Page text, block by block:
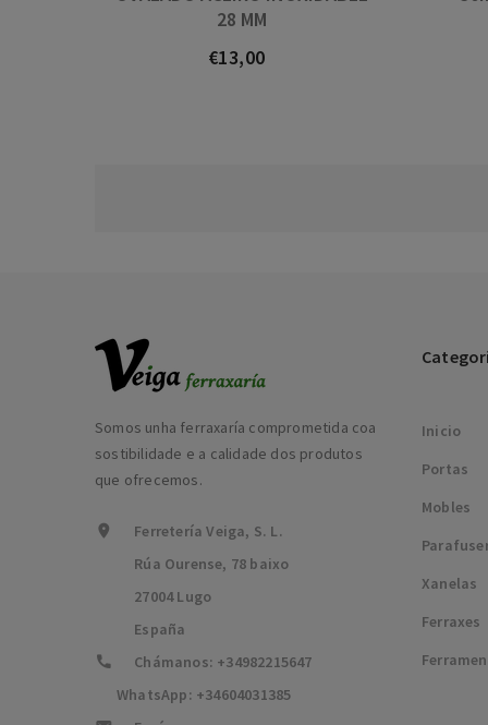
28 MM
Prezo
€13,00
Somos unha ferraxaría comprometida coa
sostibilidade e a calidade dos produtos
que ofrecemos.
Ferretería Veiga, S. L.
Rúa Ourense, 78 baixo
27004 Lugo
España
Chámanos: +34982215647
WhatsApp: +34604031385
Inicio
Portas
Mobles
Xanelas
Ferraxes